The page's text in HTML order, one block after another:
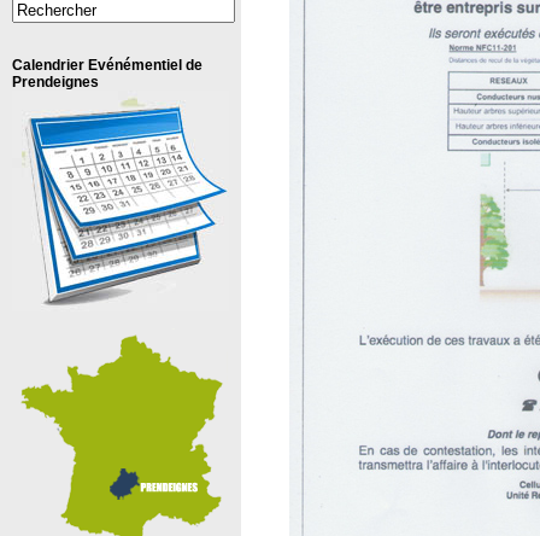
Calendrier Evénémentiel de
Prendeignes